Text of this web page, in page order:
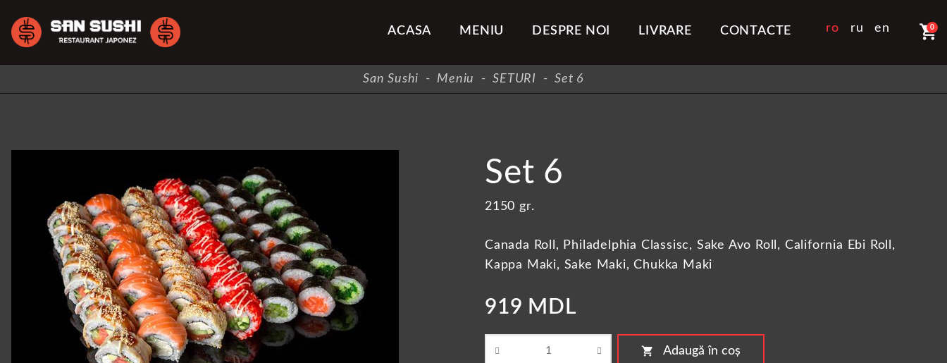
ACASA MENIU DESPRE NOI LIVRARE CONTACTE ro ru en 0
shopping_cart
San Sushi - Meniu - SETURI - Set 6
Set 6
2150 gr.
Canada Roll, Philadelphia Classisc, Sake Avo Roll, California Ebi Roll,
Kappa Maki, Sake Maki, Chukka Maki
919 MDL
shopping_cart Adaugă în coș